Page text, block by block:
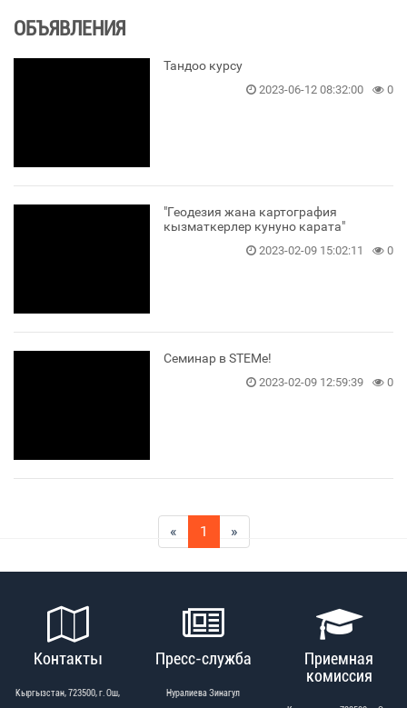
ОБЪЯВЛЕНИЯ
Тандоо курсу
2023-06-12 08:32:00 0
"Геодезия жана картография
кызматкерлер кунуно карата"
2023-02-09 15:02:11 0
Семинар в STEMе!
2023-02-09 12:59:39 0
« 1 »
Контакты
Кыргызстан, 723500, г. Ош,
Пресс-служба
Нуралиева Зинагул
Приемная
комиссия